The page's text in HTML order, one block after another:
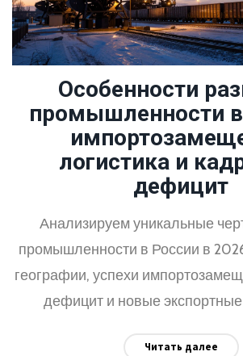
Особенности
промышленности
логистика и
дефицит
Анализируем уникальные
промышленности в России в
географии, успехи
дефицит и новые
Читать далее